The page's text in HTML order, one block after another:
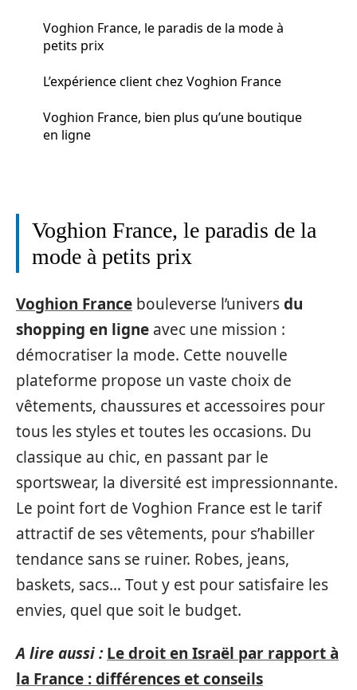
Voghion France, le paradis de la mode à
petits prix
L’expérience client chez Voghion France
Voghion France, bien plus qu’une boutique
en ligne
Voghion France, le paradis de la
mode à petits prix
Voghion France bouleverse l’universdu
shopping en ligne avec une mission :
démocratiser la mode. Cette nouvelle
plateforme propose un vaste choix de
vêtements, chaussures et accessoires pour
tous les styles et toutes les occasions. Du
classique au chic, en passant par le
sportswear, la diversité est impressionnante.
Le point fort de Voghion France est le tarif
attractif de ses vêtements, pour s’habiller
tendance sans se ruiner. Robes, jeans,
baskets, sacs… Tout y est pour satisfaire les
envies, quel que soit le budget.
A lire aussi : Le droit en Israël par rapport à
la France : différences et conseils